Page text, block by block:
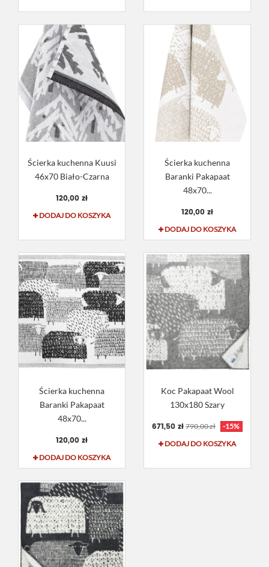
Ścierka kuchenna Kuusi
46x70 Biało-Czarna
120,00 zł
DODAJ DO KOSZYKA
Ścierka kuchenna
Baranki Pakapaat
48x70...
120,00 zł
DODAJ DO KOSZYKA
Ścierka kuchenna
Baranki Pakapaat
48x70...
120,00 zł
DODAJ DO KOSZYKA
Koc Pakapaat Wool
130x180 Szary
671,50 zł 790,00 zł
-15%
DODAJ DO KOSZYKA